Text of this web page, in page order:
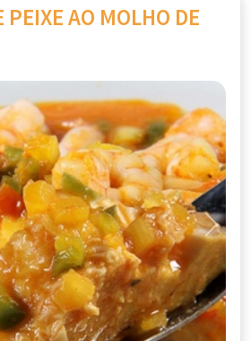
PEIXE AO MOLHO DE
Next